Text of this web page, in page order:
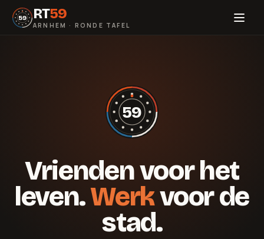
59 RT59
ARNHEM · RONDE TAFEL
59
Vrienden voor het
leven.Werkvoor de
stad.